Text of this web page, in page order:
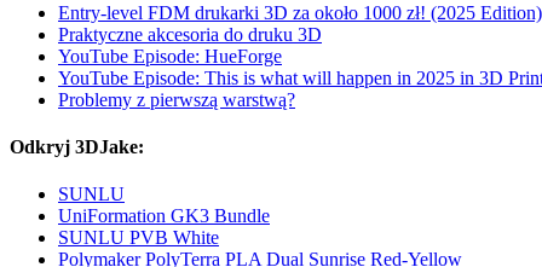
Entry-level FDM drukarki 3D za około 1000 zł! (2025 Edition)
Praktyczne akcesoria do druku 3D
YouTube Episode: HueForge
YouTube Episode: This is what will happen in 2025 in 3D
Problemy z pierwszą warstwą?
Odkryj 3DJake:
SUNLU
UniFormation GK3 Bundle
SUNLU PVB White
Polymaker PolyTerra PLA Dual Sunrise Red-Yellow